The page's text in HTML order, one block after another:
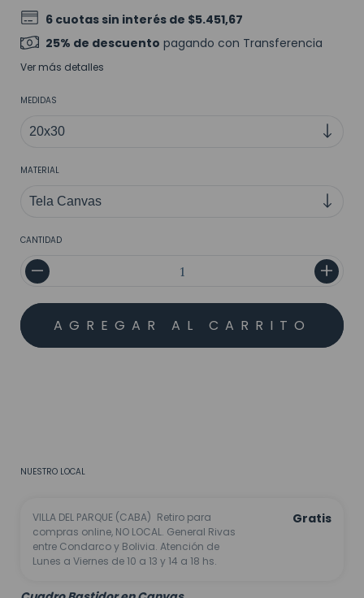
6 cuotas sin interés de $5.451,67
25% de descuento pagando con Transferencia
Ver más detalles
MEDIDAS
MATERIAL
CANTIDAD
NUESTRO LOCAL
VILLA DEL PARQUE (CABA) Retiro para
compras online, NO LOCAL. General Rivas
entre Condarco y Bolivia. Atención de
Lunes a Viernes de 10 a 13 y 14 a 18 hs.
Gratis